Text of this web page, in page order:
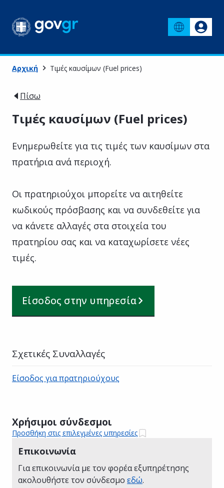
Αρχική Τιμές καυσίμων (Fuel prices)
Πίσω
Τιμές καυσίμων (Fuel prices)
Ενημερωθείτε για τις τιμές των καυσίμων στα
πρατήρια ανά περιοχή.
Οι πρατηριούχοι μπορείτε να αιτηθείτε
κωδικούς πρόσβασης και να συνδεθείτε για
να κάνετε αλλαγές στα στοιχεία του
πρατηρίου σας και να καταχωρίσετε νέες
τιμές.
Είσοδος στην υπηρεσία
Χρήσιμοι σύνδεσμοι
Προσθήκη στις επιλεγμένες υπηρεσίες
Επικοινωνία
Για επικοινωνία με τον φορέα εξυπηρέτησης
ακολουθήστε τον σύνδεσμο εδώ.
Σχετικές Συναλλαγές
Είσοδος για πρατηριούχους